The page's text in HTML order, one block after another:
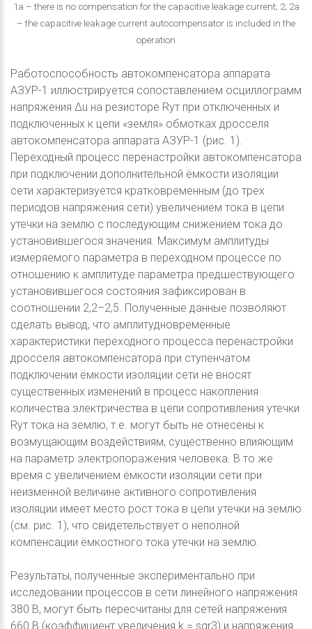
1а – there is no compensation for the capacitive leakage current; 2; 2а
– the capacitive leakage current autocompensator is included in the
operation
Работоспособность автокомпенсатора аппарата
АЗУР-1 иллюстрируется сопоставлением осциллограмм
напряжения Δu на резисторе Rут при отключенных и
подключенных к цепи «земля» обмотках дросселя
автокомпенсатора аппарата АЗУР-1 (рис. 1).
Переходный процесс перенастройки автокомпенсатора
при подключении дополнительной ёмкости изоляции
сети характеризуется кратковременным (до трех
периодов напряжения сети) увеличением тока в цепи
утечки на землю с последующим снижением тока до
установившегося значения. Максимум амплитуды
измеряемого параметра в переходном процессе по
отношению к амплитуде параметра предшествующего
установившегося состояния зафиксирован в
соотношении 2,2–2,5. Полученные данные позволяют
сделать вывод, что амплитудновременные
характеристики переходного процесса перенастройки
дросселя автокомпенсатора при ступенчатом
подключении ёмкости изоляции сети не вносят
существенных изменений в процесс накопления
количества электричества в цепи сопротивления утечки
Rут тока на землю, т.е. могут быть не отнесены к
возмущающим воздействиям, существенно влияющим
на параметр электропоражения человека. В то же
время с увеличением ёмкости изоляции сети при
неизменной величине активного сопротивления
изоляции имеет место рост тока в цепи утечки на землю
(см. рис. 1), что свидетельствует о неполной
компенсации ёмкостного тока утечки на землю.
Результаты, полученные экспериментально при
исследовании процессов в сети линейного напряжения
380 В, могут быть пересчитаны для сетей напряжения
660 В (коэффициент увеличения k = sqr3) и напряжения